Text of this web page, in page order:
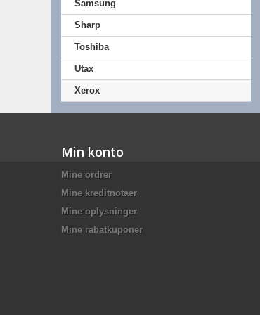
Samsung
Sharp
Toshiba
Utax
Xerox
Min konto
Mine ordrer
Mine kreditnotaer
Mine oplysninger
Mine rabatkuponer